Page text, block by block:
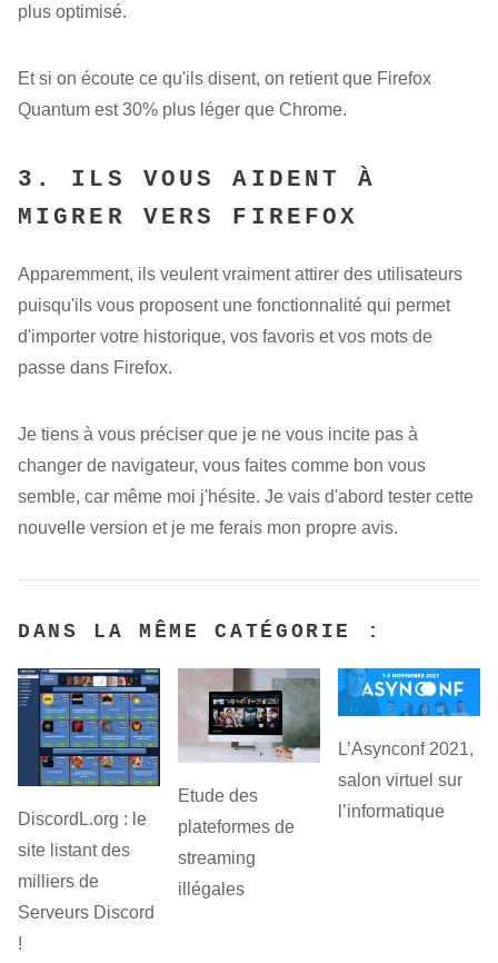
plus optimisé.
Et si on écoute ce qu'ils disent, on retient que Firefox
Quantum est 30% plus léger que Chrome.
3. ILS VOUS AIDENT À
MIGRER VERS FIREFOX
Apparemment, ils veulent vraiment attirer des utilisateurs
puisqu'ils vous proposent une fonctionnalité qui permet
d'importer votre historique, vos favoris et vos mots de
passe dans Firefox.
Je tiens à vous préciser que je ne vous incite pas à
changer de navigateur, vous faites comme bon vous
semble, car même moi j'hésite. Je vais d'abord tester cette
nouvelle version et je me ferais mon propre avis.
DANS LA MÊME CATÉGORIE :
DiscordL.org : le
site listant des
milliers de
Serveurs Discord
!
Etude des
plateformes de
streaming
illégales
L’Asynconf 2021,
salon virtuel sur
l’informatique